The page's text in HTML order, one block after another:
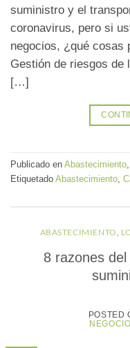
suministro y el
coronavirus, pero si
negocios, ¿qué cosas
Gestión de riesgos de
[…]
Publicado en Abastecimiento,
Etiquetado Abastecimiento,
ABASTECIMIENTO
8 razones
POSTED